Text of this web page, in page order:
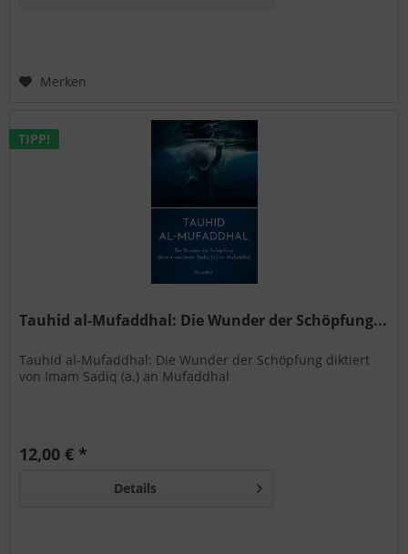
Merken
TIPP!
Tauhid al-Mufaddhal: Die Wunder der Schöpfung...
Tauhid al-Mufaddhal: Die Wunder der Schöpfung diktiert
von Imam Sadiq (a.) an Mufaddhal
12,00 € *
Details